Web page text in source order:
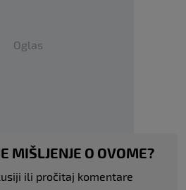
Oglas
MIŠLJENJE O OVOME?
ili pročitaj komentare